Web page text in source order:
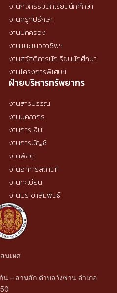
นเทศ
น – ลานสัก ตำบลวังซ่าน อำเภอ
ฝ่ายบริหารทรัพยากร
งานสารบรรณ
งานบุคลากร
งานการเงิน
งานการบัญชี
งานพัสดุ
งานอาคารสถานที่
งานทะเบียน
งานประชาสัมพันธ์
งานกิจกรรมนักเรียนนักศึกษา
งานครูที่ปรึกษา
งานปกครอง
งานแนะแนวอาชีพฯ
งานสวัสดิการนักเรียนนักศึกษา
งานโครงการพิเศษฯ